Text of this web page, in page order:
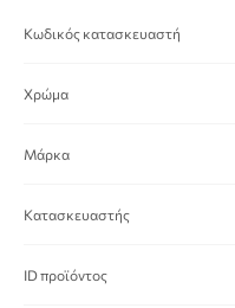
Κωδικός κατασκευαστή
Χρώμα
Μάρκα
Κατασκευαστής
ID προϊόντος